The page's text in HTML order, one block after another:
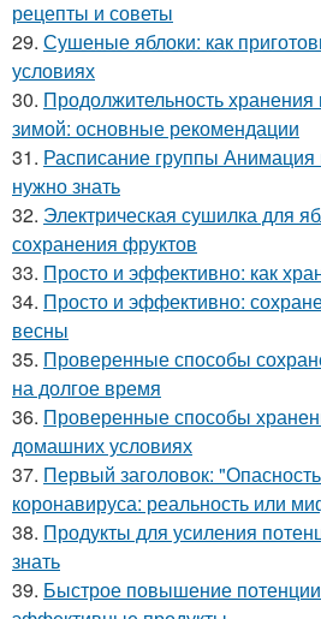
рецепты и советы
29. Сушеные яблоки: как
условиях
30. Продолжительность
зимой: основные рекомендации
31. Расписание группы Анимация
нужно знать
32. Электрическая сушилка для
сохранения фруктов
33. Просто и эффективно: как
34. Просто и эффективно:
весны
35. Проверенные способы
на долгое время
36. Проверенные способы
домашних условиях
37. Первый заголовок:
коронавируса: реальность или
38. Продукты для усиления
знать
39. Быстрое повышение